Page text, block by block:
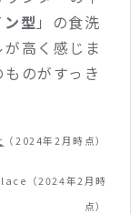
型 」の食洗
高く感じま
のがすっき
（2024年2月時点）
（2024年2月時
点）